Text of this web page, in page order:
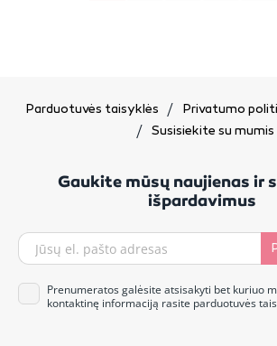
Parduotuvės taisyklės Privatumo
Susisiekite su mumis
Gaukite mūsų naujienas ir
išpardavimus
Prenumeratos galėsite atsisakyti bet kuriuo
kontaktinę informaciją rasite parduotuvės